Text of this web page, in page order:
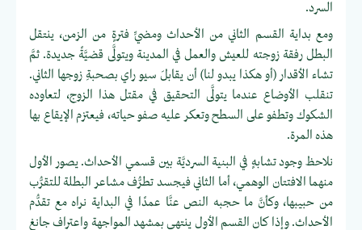
السرد.
ومع بداية القسم الثاني من الأحداث ومضيِّ فترةٍ من الزمن، ينتقل
البطل رفقة زوجته للعيش والعمل في المدينة ويتولَّى قضيَّةً جديدة. ثمَّ
تشاء الأقدار (أو هكذا يبدو لنا) أن يقابلَ سيو راي بصحبةِ زوجها الثاني.
تنقلب الأوضاع عندما يتولَّى التحقيق في مقتل هذا الزوج، لتعاوده
الشكوك وتطفو على السطح وتعكر عليه صفو حياته، فيعتزم الإيقاع بها
هذه المرة.
نلاحظ وجود تشابهٍ في البنية السرديَّة بين قسمي الأحداث. يصور الأول
منهما الافتتان الوهمي، أما الثاني فيجسد تطرُّف مشاعر البطلة للتقرُّب
من حبيبها، وكأنَّ ما حجبه النص عنَّا عمدًا في البداية نراه مع تقدُّم
الأحداث. وإذا كان القسم الأول ينتهي بمشهد المواجهة واعتراف جانغ